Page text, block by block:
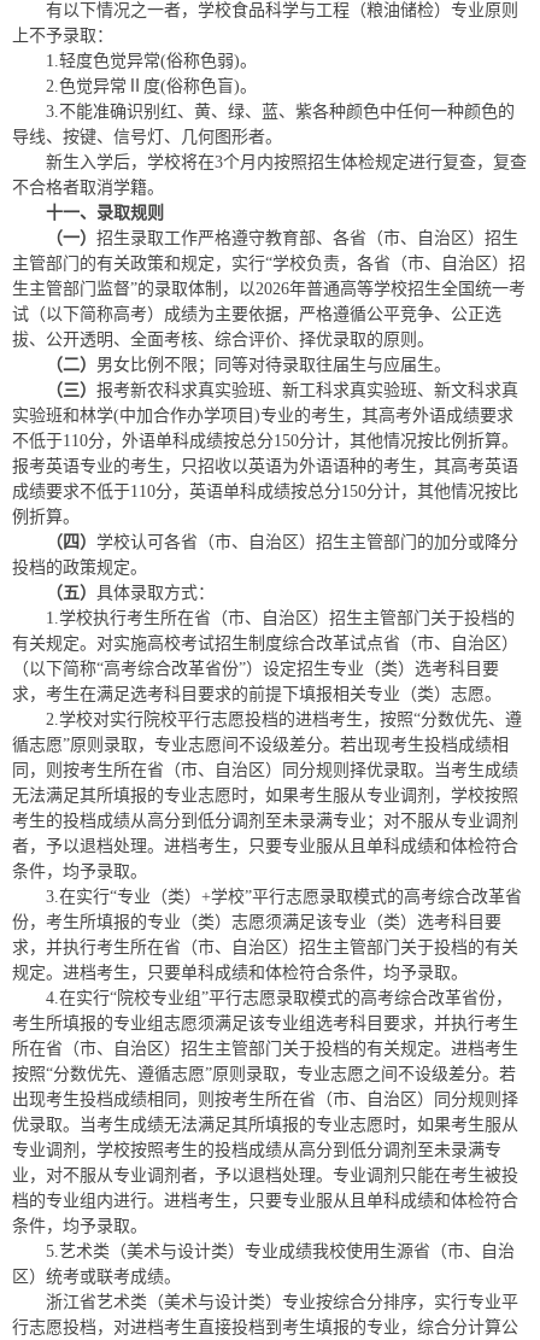
有以下情况之一者，学校食品科学与工程（粮油储检）专业原则
上不予录取：
1.轻度色觉异常(俗称色弱)。
2.色觉异常Ⅱ度(俗称色盲)。
3.不能准确识别红、黄、绿、蓝、紫各种颜色中任何一种颜色的
导线、按键、信号灯、几何图形者。
新生入学后，学校将在3个月内按照招生体检规定进行复查，复查
不合格者取消学籍。
十一、录取规则
（一） 招生录取工作严格遵守教育部、各省（市、自治区）招生
主管部门的有关政策和规定，实行“学校负责，各省（市、自治区）招
生主管部门监督”的录取体制，以2026年普通高等学校招生全国统一考
试（以下简称高考）成绩为主要依据，严格遵循公平竞争、公正选
拔、公开透明、全面考核、综合评价、择优录取的原则。
（二） 男女比例不限；同等对待录取往届生与应届生。
（三） 报考新农科求真实验班、新工科求真实验班、新文科求真
实验班和林学(中加合作办学项目)专业的考生，其高考外语成绩要求
不低于110分，外语单科成绩按总分150分计，其他情况按比例折算。
报考英语专业的考生，只招收以英语为外语语种的考生，其高考英语
成绩要求不低于110分，英语单科成绩按总分150分计，其他情况按比
例折算。
（四） 学校认可各省（市、自治区）招生主管部门的加分或降分
投档的政策规定。
（五） 具体录取方式：
1.学校执行考生所在省（市、自治区）招生主管部门关于投档的
有关规定。对实施高校考试招生制度综合改革试点省（市、自治区）
（以下简称“高考综合改革省份”）设定招生专业（类）选考科目要
求，考生在满足选考科目要求的前提下填报相关专业（类）志愿。
2.学校对实行院校平行志愿投档的进档考生，按照“分数优先、遵
循志愿”原则录取，专业志愿间不设级差分。若出现考生投档成绩相
同，则按考生所在省（市、自治区）同分规则择优录取。当考生成绩
无法满足其所填报的专业志愿时，如果考生服从专业调剂，学校按照
考生的投档成绩从高分到低分调剂至未录满专业；对不服从专业调剂
者，予以退档处理。进档考生，只要专业服从且单科成绩和体检符合
条件，均予录取。
3.在实行“专业（类）+学校”平行志愿录取模式的高考综合改革省
份，考生所填报的专业（类）志愿须满足该专业（类）选考科目要
求，并执行考生所在省（市、自治区）招生主管部门关于投档的有关
规定。进档考生，只要单科成绩和体检符合条件，均予录取。
4.在实行“院校专业组”平行志愿录取模式的高考综合改革省份，
考生所填报的专业组志愿须满足该专业组选考科目要求，并执行考生
所在省（市、自治区）招生主管部门关于投档的有关规定。进档考生
按照“分数优先、遵循志愿”原则录取，专业志愿之间不设级差分。若
出现考生投档成绩相同，则按考生所在省（市、自治区）同分规则择
优录取。当考生成绩无法满足其所填报的专业志愿时，如果考生服从
专业调剂，学校按照考生的投档成绩从高分到低分调剂至未录满专
业，对不服从专业调剂者，予以退档处理。专业调剂只能在考生被投
档的专业组内进行。进档考生，只要专业服从且单科成绩和体检符合
条件，均予录取。
5.艺术类（美术与设计类）专业成绩我校使用生源省（市、自治
区）统考或联考成绩。
浙江省艺术类（美术与设计类）专业按综合分排序，实行专业平
行志愿投档，对进档考生直接投档到考生填报的专业，综合分计算公